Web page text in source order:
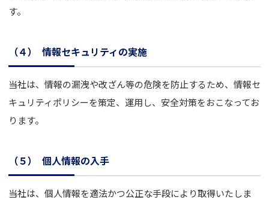
す。
（４） 情報セキュリティの実施
当社は、情報の漏洩や改ざん等の危険を防止するため、情報セ
キュリティポリシーを策定、運用し、安全対策をおこなってお
ります。
（５） 個人情報の入手
当社は、個人情報を適法かつ公正な手段により取得いたしま